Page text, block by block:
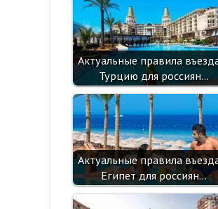
Актуальные правила
Турцию для россиян…
Актуальные правила
Египет для россиян…